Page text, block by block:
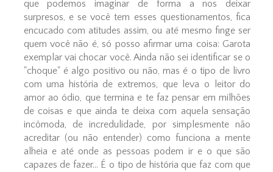
que podemos imaginar de forma a nos deixar
surpresos, e se você tem esses questionamentos, fica
encucado com atitudes assim, ou até mesmo finge ser
quem você não é, só posso afirmar uma coisa: Garota
exemplar vai chocar você. Ainda não sei identificar se o
"choque" é algo positivo ou não, mas é o tipo de livro
com uma história de extremos, que leva o leitor do
amor ao ódio, que termina e te faz pensar em milhões
de coisas e que ainda te deixa com aquela sensação
incômoda, de incredulidade, por simplesmente não
acreditar (ou não entender) como funciona a mente
alheia e até onde as pessoas podem ir e o que são
capazes de fazer... É o tipo de história que faz com que